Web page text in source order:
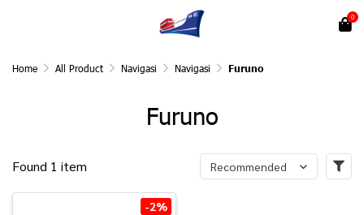
0
Home All Product Navigasi Navigasi Furuno
Furuno
Found 1 item Recommended
-2%